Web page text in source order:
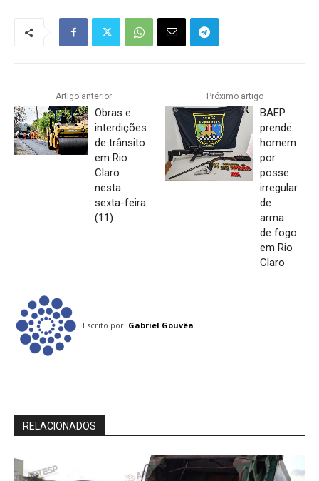
Artigo anterior
Obras e
interdições
de trânsito
em Rio
Claro
nesta
sexta-feira
(11)
Próximo artigo
BAEP
prende
homem
por
posse
irregular
de
arma
de fogo
em Rio
Claro
Escrito por: Gabriel Gouvêa
RELACIONADOS